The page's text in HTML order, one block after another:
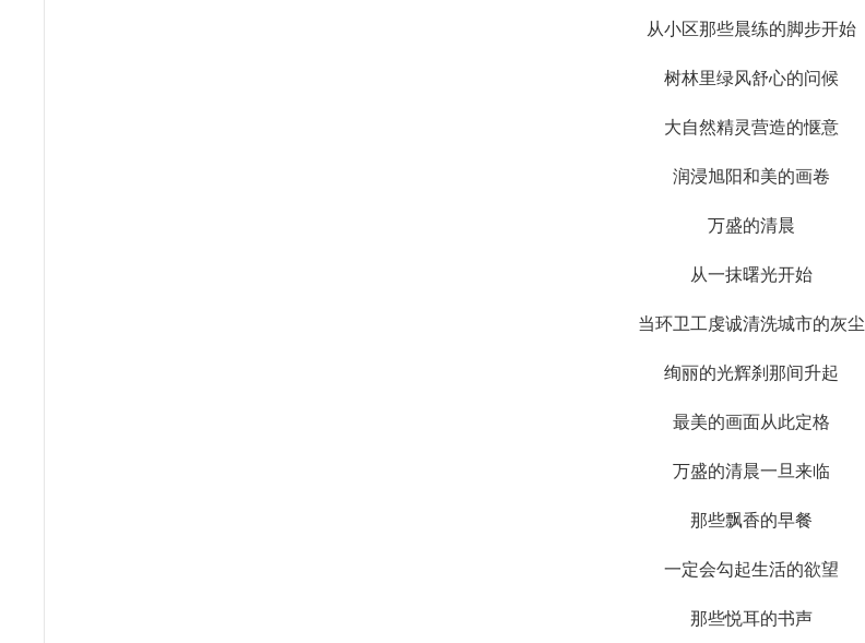
从小区那些晨练的脚步开始
树林里绿风舒心的问候
大自然精灵营造的惬意
润浸旭阳和美的画卷
万盛的清晨
从一抹曙光开始
当环卫工虔诚清洗城市的灰尘
绚丽的光辉刹那间升起
最美的画面从此定格
万盛的清晨一旦来临
那些飘香的早餐
一定会勾起生活的欲望
那些悦耳的书声